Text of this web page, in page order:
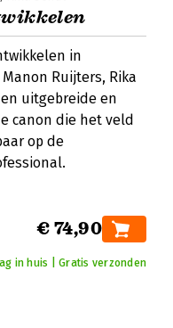
in
Ruijters, Rika
uitgebreide en
canon die het veld
op de
€ 74,90
in huis | Gratis verzonden